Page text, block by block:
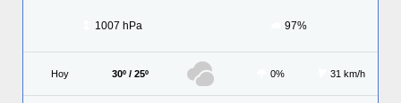
1007 hPa 97%
Hoy 30º / 25º 0% 31 km/h